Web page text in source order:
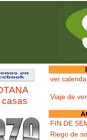
casas
ver
Viaje de
FIN DE
Riego de